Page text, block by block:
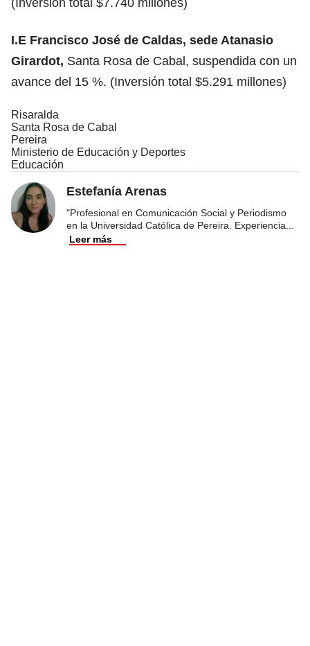
I.E Francisco José de Caldas, sede Atanasio
Girardot, Santa Rosa de Cabal, suspendida con un
avance del 15 %. (Inversión total $5.291 millones)
Risaralda
Santa Rosa de Cabal
Pereira
Ministerio de Educación y Deportes
Educación
Estefanía Arenas
"Profesional en Comunicación Social y Periodismo
en la Universidad Católica de Pereira. Experiencia
Leer más